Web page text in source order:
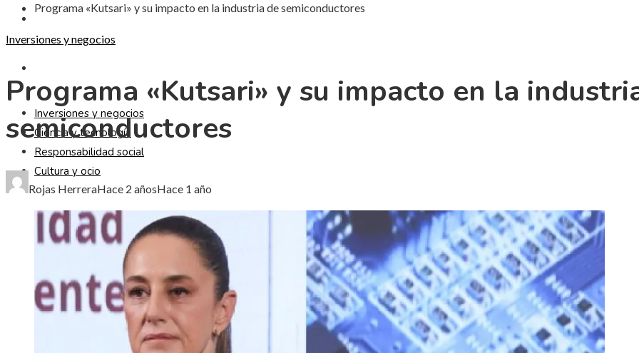
Inversiones y negocios
Ciencia y tecnología
Responsabilidad social
Cultura y ocio
Programa «Kutsari» y su impacto en la industria de semiconductores
Inversiones y negocios
Programa «Kutsari» y su impacto en la
semiconductores
Rojas HerreraHace 2 añosHace 1 año